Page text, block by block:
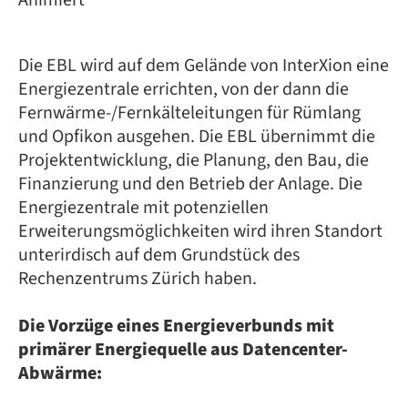
Die EBL wird auf dem Gelände von InterXion eine
Energiezentrale errichten, von der dann die
Fernwärme-/Fernkälteleitungen für Rümlang
und Opfikon ausgehen. Die EBL übernimmt die
Projektentwicklung, die Planung, den Bau, die
Finanzierung und den Betrieb der Anlage. Die
Energiezentrale mit potenziellen
Erweiterungsmöglichkeiten wird ihren Standort
unterirdisch auf dem Grundstück des
Rechenzentrums Zürich haben.
Die Vorzüge eines Energieverbunds mit
primärer Energiequelle aus Datencenter-
Abwärme: